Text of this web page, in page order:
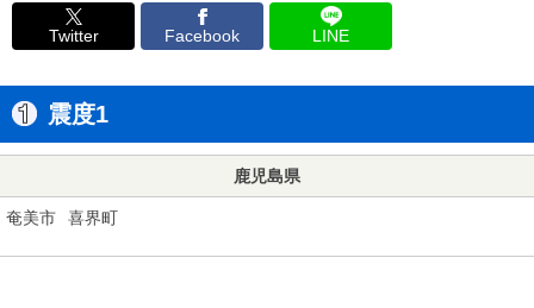
Twitter Facebook LINE
震度1
鹿児島県
奄美市 喜界町